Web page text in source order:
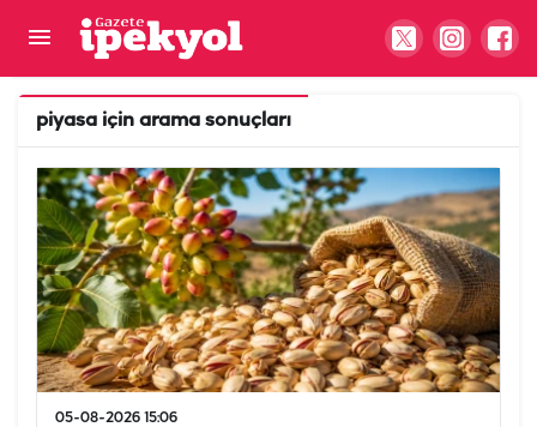
piyasa için arama sonuçları
05-08-2026 15:06